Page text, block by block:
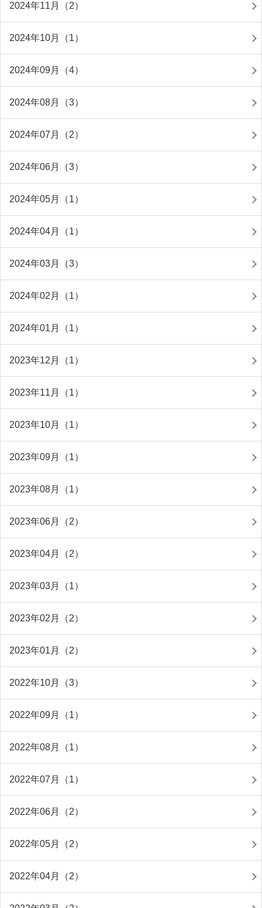
2024年11月（2）
2024年10月（1）
2024年09月（4）
2024年08月（3）
2024年07月（2）
2024年06月（3）
2024年05月（1）
2024年04月（1）
2024年03月（3）
2024年02月（1）
2024年01月（1）
2023年12月（1）
2023年11月（1）
2023年10月（1）
2023年09月（1）
2023年08月（1）
2023年06月（2）
2023年04月（2）
2023年03月（1）
2023年02月（2）
2023年01月（2）
2022年10月（3）
2022年09月（1）
2022年08月（1）
2022年07月（1）
2022年06月（2）
2022年05月（2）
2022年04月（2）